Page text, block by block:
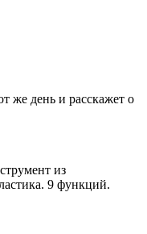
же день и расскажет о
из
9 функций.